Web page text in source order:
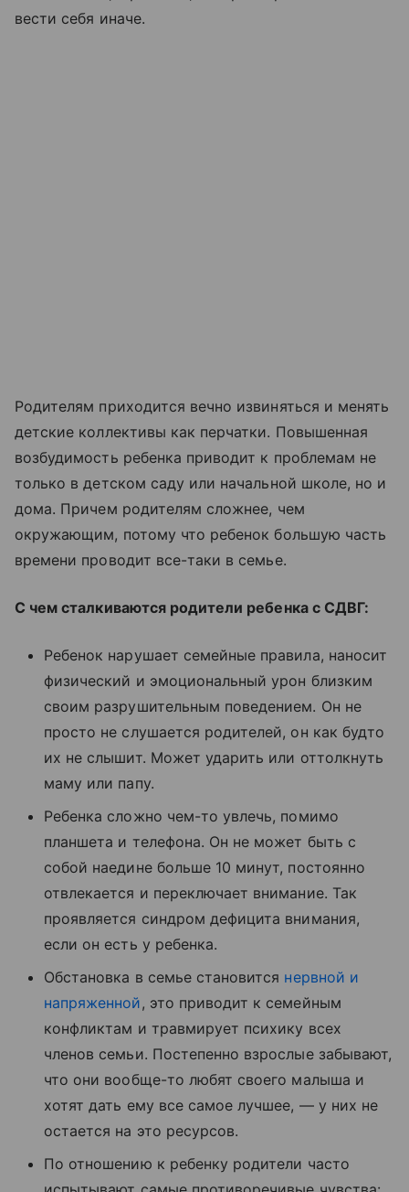
вести себя иначе.
Родителям приходится вечно извиняться и менять
детские коллективы как перчатки. Повышенная
возбудимость ребенка приводит к проблемам не
только в детском саду или начальной школе, но и
дома. Причем родителям сложнее, чем
окружающим, потому что ребенок большую часть
времени проводит все-таки в семье.
С чем сталкиваются родители ребенка с СДВГ:
Ребенок нарушает семейные правила, наносит
физический и эмоциональный урон близким
своим разрушительным поведением. Он не
просто не слушается родителей, он как будто
их не слышит. Может ударить или оттолкнуть
маму или папу.
Ребенка сложно чем-то увлечь, помимо
планшета и телефона. Он не может быть с
собой наедине больше 10 минут, постоянно
отвлекается и переключает внимание. Так
проявляется синдром дефицита внимания,
если он есть у ребенка.
Обстановка в семье становится нервной и
напряженной, это приводит к семейным
конфликтам и травмирует психику всех
членов семьи. Постепенно взрослые забывают,
что они вообще-то любят своего малыша и
хотят дать ему все самое лучшее, — у них не
остается на это ресурсов.
По отношению к ребенку родители часто